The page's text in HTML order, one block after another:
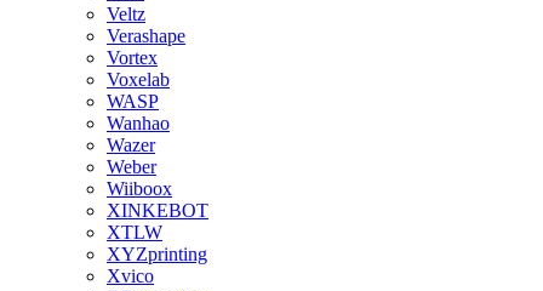
Veltz
Verashape
Vortex
Voxelab
WASP
Wanhao
Wazer
Weber
Wiiboox
XINKEBOT
XTLW
XYZprinting
Xvico